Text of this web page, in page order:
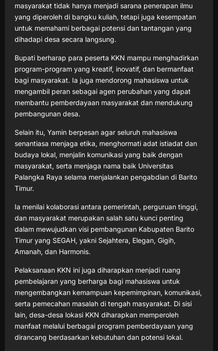
masyarakat tidak hanya menjadi sarana penerapan ilmu
yang diperoleh di bangku kuliah, tetapi juga kesempatan
untuk memahami berbagai potensi dan tantangan yang
dihadapi desa secara langsung.
Bupati berharap para peserta KKN mampu menghadirkan
program-program yang kreatif, inovatif, dan bermanfaat
bagi masyarakat. Ia juga mendorong mahasiswa untuk
mengambil peran sebagai agen perubahan yang dapat
membantu pemberdayaan masyarakat dan mendukung
pembangunan desa.
Selain itu, Yamin berpesan agar seluruh mahasiswa
senantiasa menjaga etika, menghormati adat istiadat dan
budaya lokal, menjalin komunikasi yang baik dengan
masyarakat, serta menjaga nama baik Universitas
Palangka Raya selama menjalankan pengabdian di Barito
Timur.
Ia menilai kolaborasi antara pemerintah, perguruan tinggi,
dan masyarakat merupakan salah satu kunci penting
dalam mewujudkan visi pembangunan Kabupaten Barito
Timur yang SEGAH, yakni Sejahtera, Elegan, Gigih,
Amanah, dan Harmonis.
Pelaksanaan KKN ini juga diharapkan menjadi ruang
pembelajaran yang berharga bagi mahasiswa untuk
mengembangkan kemampuan kepemimpinan, komunikasi,
serta pemecahan masalah di tengah masyarakat. Di sisi
lain, desa-desa lokasi KKN diharapkan memperoleh
manfaat melalui berbagai program pemberdayaan yang
dirancang berdasarkan kebutuhan dan potensi lokal.